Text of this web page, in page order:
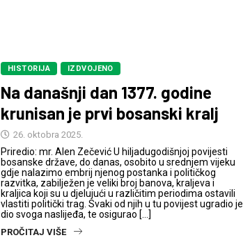
HISTORIJA IZDVOJENO
Na današnji dan 1377. godine
krunisan je prvi bosanski kralj
26. oktobra 2025.
Priredio: mr. Alen Zečević U hiljadugodišnjoj povijesti
bosanske države, do danas, osobito u srednjem vijeku
gdje nalazimo embrij njenog postanka i političkog
razvitka, zabilježen je veliki broj banova, kraljeva i
kraljica koji su u djelujući u različitim periodima ostavili
vlastiti politički trag. Svaki od njih u tu povijest ugradio je
dio svoga naslijeđa, te osigurao […]
PROČITAJ VIŠE